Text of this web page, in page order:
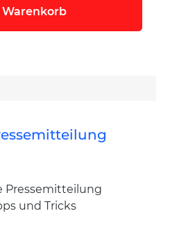
Warenkorb
Pressemitteilung
und Tricks